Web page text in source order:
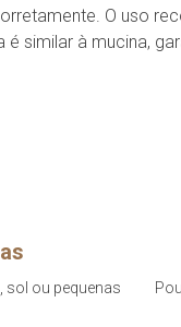
O uso
similar à mucina,
sol ou pequenas